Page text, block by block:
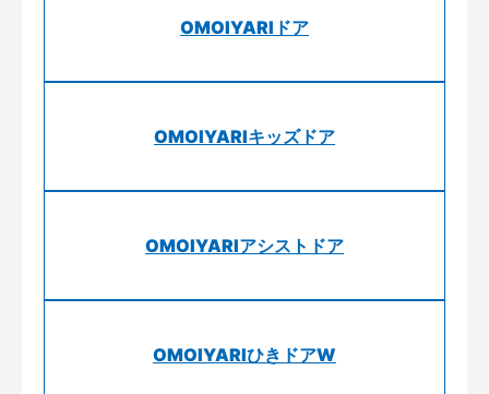
OMOIYARIドア
OMOIYARIキッズドア
OMOIYARIアシストドア
OMOIYARIひきドアW